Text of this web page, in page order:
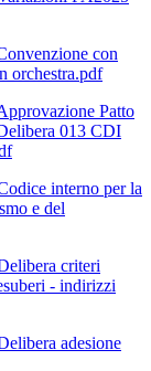
con
orchestra.pdf
Patto
013 CDI
interno per la
e del
criteri
- indirizzi
adesione